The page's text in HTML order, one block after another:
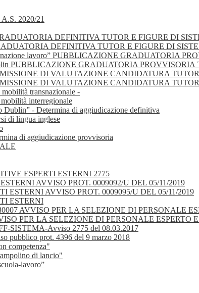
2020/21
DEFINITIVA TUTOR E FIGURE DI
DEFINITIVA TUTOR E FIGURE DI
lavoro” PUBBLICAZIONE GRADUATORIA
PUBBLICAZIONE GRADUATORIA
DI VALUTAZIONE CANDIDATURA
DI VALUTAZIONE CANDIDATURA
transnazionale -
interregionale
Dublin” - Determina di aggiudicazione definitiva
di lingua inglese
di aggiudicazione provvisoria
ESPERTI ESTERNI 2775
AVVISO PROT. 0009092/U DEL 05/11/2019
AVVISO PROT. 0009095/U DEL 05/11/2019
ESTERNI
AVVISO PER LA SELEZIONE DI PERSONALE
PER LA SELEZIONE DI PERSONALE ESPERTO
Avviso 2775 del 08.03.2017
pubblico prot. 4396 del 9 marzo 2018
competenza"
di lancio"
lavoro”